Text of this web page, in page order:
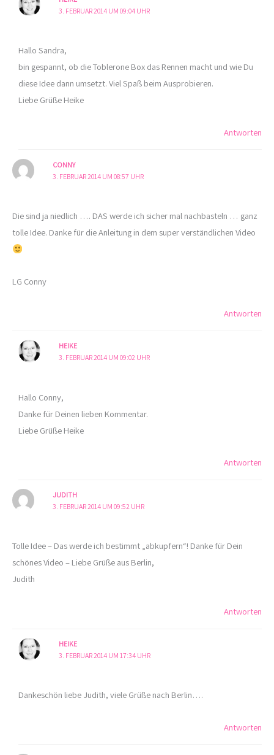
3. FEBRUAR 2014 UM 09:04 UHR
Hallo Sandra,
bin gespannt, ob die Toblerone Box das Rennen macht und wie Du
diese Idee dann umsetzt. Viel Spaß beim Ausprobieren.
Liebe Grüße Heike
Antworten
CONNY
3. FEBRUAR 2014 UM 08:57 UHR
Die sind ja niedlich …. DAS werde ich sicher mal nachbasteln … ganz
tolle Idee. Danke für die Anleitung in dem super verständlichen Video
LG Conny
Antworten
HEIKE
3. FEBRUAR 2014 UM 09:02 UHR
Hallo Conny,
Danke für Deinen lieben Kommentar.
Liebe Grüße Heike
Antworten
JUDITH
3. FEBRUAR 2014 UM 09:52 UHR
Tolle Idee – Das werde ich bestimmt „abkupfern“! Danke für Dein
schönes Video – Liebe Grüße aus Berlin,
Judith
Antworten
HEIKE
3. FEBRUAR 2014 UM 17:34 UHR
Dankeschön liebe Judith, viele Grüße nach Berlin….
Antworten